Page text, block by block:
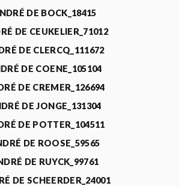
DE BOCK_18415
DE CEUKELIER_71012
DE CLERCQ_111672
DE COENE_105104
DE CREMER_126694
DE JONGE_131304
DE POTTER_104511
DE ROOSE_59565
DE RUYCK_99761
DE SCHEERDER_24001